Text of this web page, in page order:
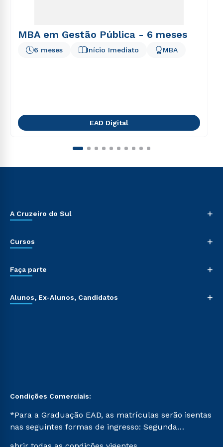
MBA em Gestão Pública - 6 meses
Início Imediato
6 meses MBA
EAD Digital
A Cruzeiro do Sul +
Cursos +
Faça parte +
Alunos, Ex-Alunos, Candidatos +
Condições Comerciais:
*Para a Graduação EAD, as matrículas serão isentas
nas seguintes formas de ingresso: Segunda